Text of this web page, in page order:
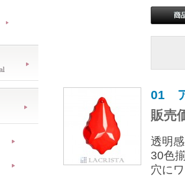
▶
01
販売
透明
30色
穴に